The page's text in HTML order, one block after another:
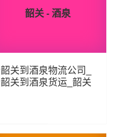
韶关 - 酒泉
韶关到酒泉物流公司_
韶关到酒泉货运_韶关